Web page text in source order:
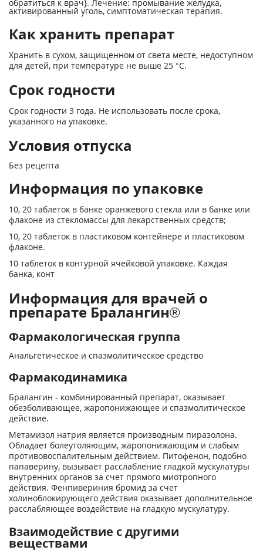
обратиться к врач}. Лечение: промывание желудка,
активированный уголь, симптоматическая терапия.
Как хранить препарат
Хранить в сухом, защищенном от света месте, недоступном
для детей, при температуре не выше 25 °С.
Срок годности
Срок годности 3 года. Не использовать после срока,
указанного на упаковке.
Условия отпуска
Без рецепта
Информация по упаковке
10, 20 таблеток в банке оранжевого стекла или в банке или
флаконе из стекломассы для лекарственных средств;
10, 20 таблеток в пластиковом контейнере и пластиковом
флаконе.
10 таблеток в контурной ячейковой упаковке. Каждая
банка, конт
Информация для врачей о
препарате Бралангин®
Фармакологическая группа
Анальгетическое и спазмолитическое средство
Фармакодинамика
Бралангин - комбинированный препарат, оказывает
обезболивающее, жаропонижающее и спазмолитическое
действие.
Метамизол натрия является производным пиразолона.
Обладает болеутоляющим, жаропонижающим и слабым
противовоспалительным действием. Питофенон, подобно
папаверину, вызывает расслабление гладкой мускулатуры
внутренних органов за счет прямого миотропного
действия. Фенпивериния бромид за счет
холиноблокирующего действия оказывает дополнительное
расслабляющее воздействие на гладкую мускулатуру.
Взаимодействие с другими
веществами